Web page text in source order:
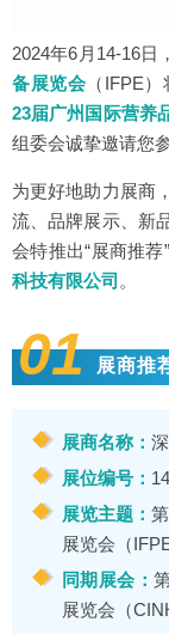
2024年6月14-16日
备展览会 （IFPE）
23届广州国际营养
组委会诚挚邀请您
为更好地助力展商
流、品牌展示、新
会特推出“展商推
科技有限公司 。
01 展商推
展商名称：
展位编号：
展览主题：
展览会（IFPE
同期展会：
展览会（